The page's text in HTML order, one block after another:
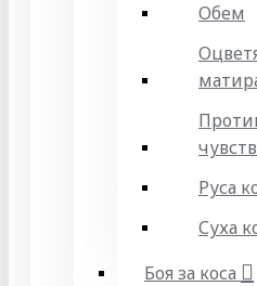
Обем
Руса
Суха
Боя за коса